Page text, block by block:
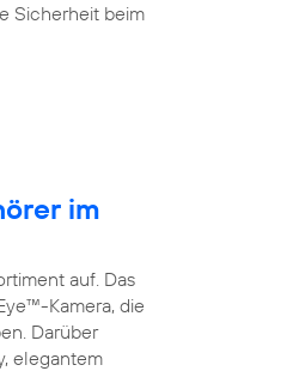
Sicherheit beim
im
auf. Das
Kamera, die
Darüber
elegantem